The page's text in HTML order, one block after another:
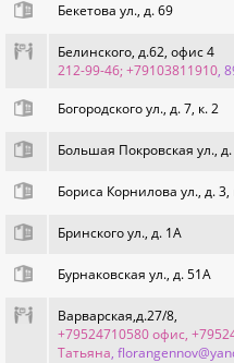
Бекетова ул., д. 69
Белинского, д.62, офис 4
212-99-46; +79103811910,
Богородского ул., д. 7, к. 2
Большая Покровская ул.,
Бориса Корнилова ул., д. 3,
Бринского ул., д. 1А
Бурнаковская ул., д. 51А
Варварская,д.27/8,
+79524710580 офис,
Татьяна,